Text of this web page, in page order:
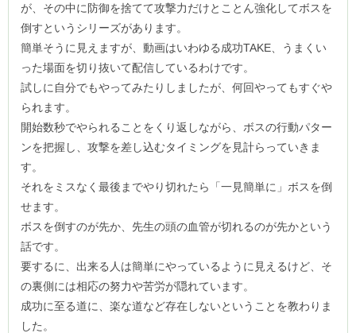
が、その中に防御を捨てて攻撃力だけとことん強化してボスを
倒すというシリーズがあります。
簡単そうに見えますが、動画はいわゆる成功TAKE、うまくい
った場面を切り抜いて配信しているわけです。
試しに自分でもやってみたりしましたが、何回やってもすぐや
られます。
開始数秒でやられることをくり返しながら、ボスの行動パター
ンを把握し、攻撃を差し込むタイミングを見計らっていきま
す。
それをミスなく最後までやり切れたら「一見簡単に」ボスを倒
せます。
ボスを倒すのが先か、先生の頭の血管が切れるのが先かという
話です。
要するに、出来る人は簡単にやっているように見えるけど、そ
の裏側には相応の努力や苦労が隠れています。
成功に至る道に、楽な道など存在しないということを教わりま
した。